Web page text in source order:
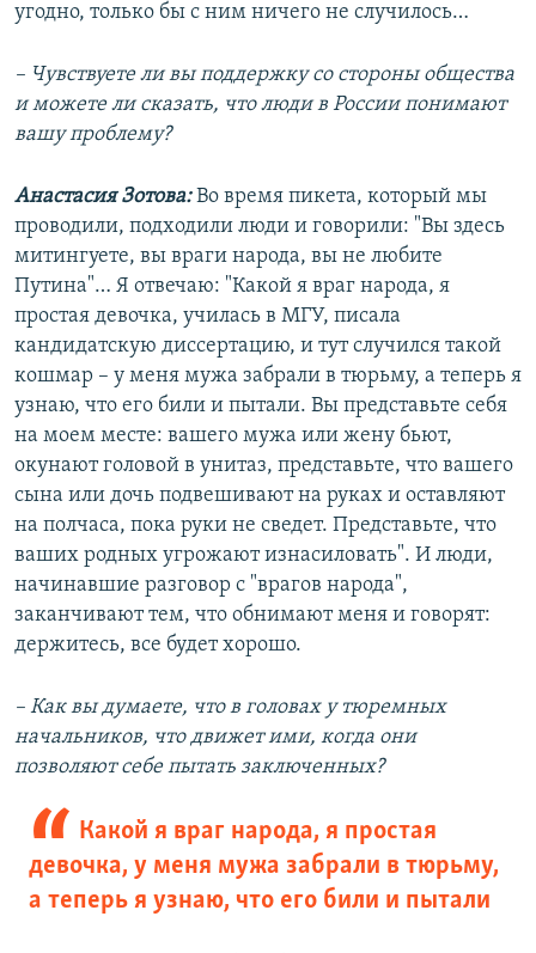
угодно, только бы с ним ничего не случилось…
– Чувствуете ли вы поддержку со стороны общества
и можете ли сказать, что люди в России понимают
вашу проблему?
Анастасия Зотова:Во время пикета, который мы
проводили, подходили люди и говорили: "Вы здесь
митингуете, вы враги народа, вы не любите
Путина"… Я отвечаю: "Какой я враг народа, я
простая девочка, училась в МГУ, писала
кандидатскую диссертацию, и тут случился такой
кошмар – у меня мужа забрали в тюрьму, а теперь я
узнаю, что его били и пытали. Вы представьте себя
на моем месте: вашего мужа или жену бьют,
окунают головой в унитаз, представьте, что вашего
сына или дочь подвешивают на руках и оставляют
на полчаса, пока руки не сведет. Представьте, что
ваших родных угрожают изнасиловать". И люди,
начинавшие разговор с "врагов народа",
заканчивают тем, что обнимают меня и говорят:
держитесь, все будет хорошо.
– Как вы думаете, что в головах у тюремных
начальников, что движет ими, когда они
позволяют себе пытать заключенных?
Какой я враг народа, я простая
девочка, у меня мужа забрали в тюрьму,
а теперь я узнаю, что его били и пытали